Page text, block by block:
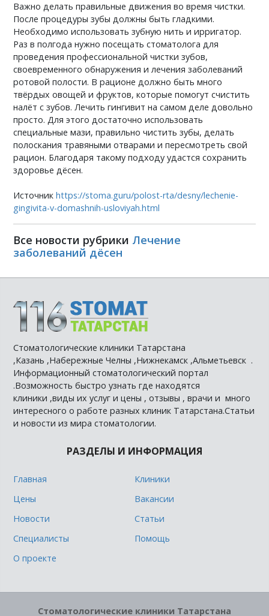
Важно делать правильные движения во время чистки.
После процедуры зубы должны быть гладкими.
Необходимо использовать зубную нить и ирригатор.
Раз в полгода нужно посещать стоматолога для
проведения профессиональной чистки зубов,
своевременного обнаружения и лечения заболеваний
ротовой полости. В рационе должно быть много
твёрдых овощей и фруктов, которые помогут счистить
налёт с зубов. Лечить гингивит на самом деле довольно
просто. Для этого достаточно использовать
специальные мази, правильно чистить зубы, делать
полоскания травяными отварами и пересмотреть свой
рацион. Благодаря такому подходу удастся сохранить
здоровье дёсен.
Источник https://stoma.guru/polost-rta/desny/lechenie-
gingivita-v-domashnih-usloviyah.html
Все новости рубрики Лечение
заболеваний дёсен
Стоматологические клиники Татарстана
,Казань ,Набережные Челны ,Нижнекамск ,Альметьевск .
Информационный стоматологический портал
.Возможность быстро узнать где находятся
клиники ,виды их услуг и цены , отзывы , врачи и много
интересного о работе разных клиник Татарстана.Статьи
и новости из мира стоматологии.
РАЗДЕЛЫ И ИНФОРМАЦИЯ
Главная
Клиники
Цены
Вакансии
Новости
Статьи
Специалисты
Помощь
О проекте
Стоматологические клиники Татарстана